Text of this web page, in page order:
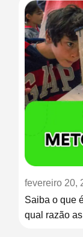
fevereiro 20,
Saiba o que
qual razão